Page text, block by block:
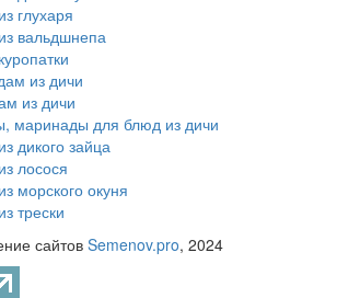
глухаря
вальдшнепа
из дичи
из дичи
маринады для блюд из дичи
дикого зайца
лосося
морского окуня
трески
сайтов Semenov.pro, 2024